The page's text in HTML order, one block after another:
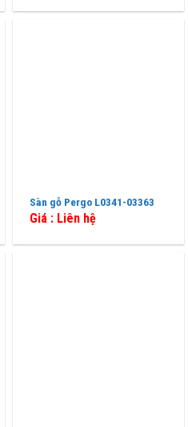
Sàn gỗ Pergo L0341-03363
Giá : Liên hệ